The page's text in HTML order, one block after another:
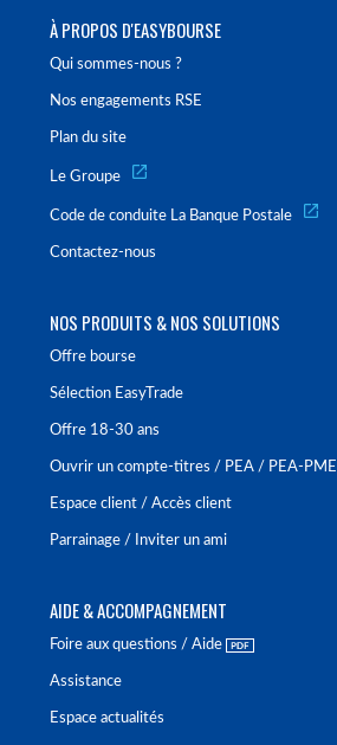
À PROPOS D'EASYBOURSE
Qui sommes-nous ?
Nos engagements RSE
Plan du site
Le Groupe
Code de conduite La Banque Postale
Contactez-nous
NOS PRODUITS & NOS SOLUTIONS
Offre bourse
Sélection EasyTrade
Offre 18-30 ans
Ouvrir un compte-titres / PEA / PEA-PME
Espace client / Accès client
Parrainage / Inviter un ami
AIDE & ACCOMPAGNEMENT
Foire aux questions / Aide
Assistance
Espace actualités